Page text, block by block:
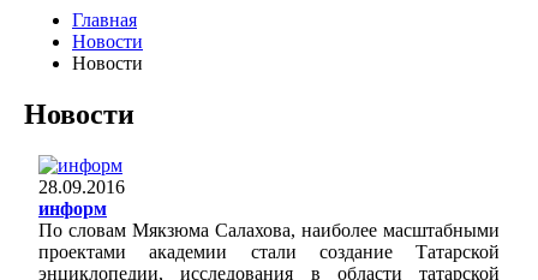
Главная
Новости
Новости
Новости
28.09.2016
информ
По словам Мякзюма Салахова, наиболее масштабными
проектами академии стали создание Татарской
энциклопедии, исследования в области татарской